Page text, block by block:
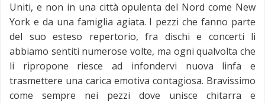
Uniti, e non in una città opulenta del Nord come New
York e da una famiglia agiata. I pezzi che fanno parte
del suo esteso repertorio, fra dischi e concerti li
abbiamo sentiti numerose volte, ma ogni qualvolta che
li ripropone riesce ad infondervi nuova linfa e
trasmettere una carica emotiva contagiosa. Bravissimo
come sempre nei pezzi dove unisce chitarra e